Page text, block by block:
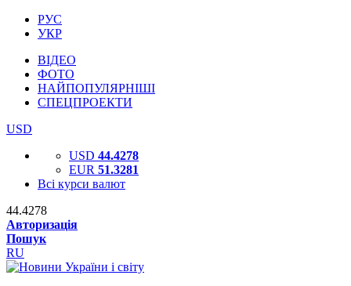
РУС
УКР
ВІДЕО
ФОТО
НАЙПОПУЛЯРНІШІ
СПЕЦПРОЕКТИ
USD
USD 44.4278
EUR 51.3281
Всі курси валют
44.4278
Авторизація
Пошук
RU